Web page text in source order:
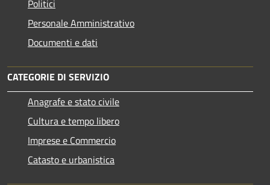
Politici
Personale Amministrativo
Documenti e dati
CATEGORIE DI SERVIZIO
Anagrafe e stato civile
Cultura e tempo libero
Imprese e Commercio
Catasto e urbanistica